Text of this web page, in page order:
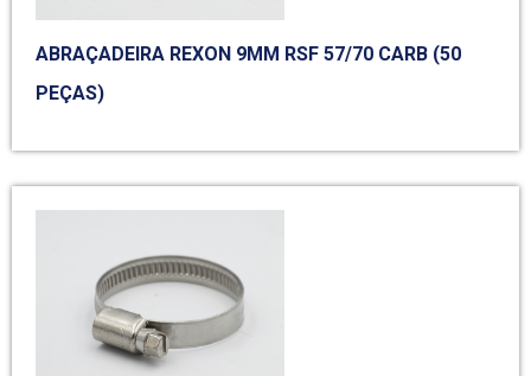
ABRAÇADEIRA REXON 9MM RSF 57/70 CARB (50
PEÇAS)